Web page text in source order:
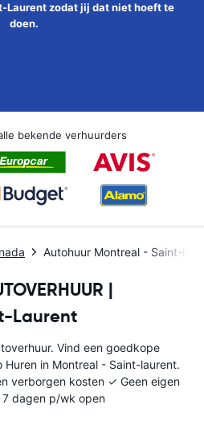
Laurent zodat jij dat niet hoeft te
doen.
bekende verhuurders
Autohuur Montreal - Saint-
|
Laurent
Vind een goedkope
Huren in Montreal - Saint-laurent.
verborgen kosten ✓ Geen eigen
dagen p/wk open